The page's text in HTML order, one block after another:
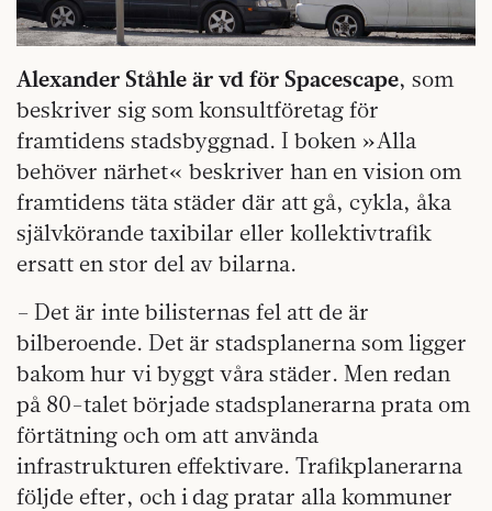
Alexander Ståhle är vd för Spacescape, som
beskriver sig som konsultföretag för
framtidens stadsbyggnad. I boken »Alla
behöver närhet« beskriver han en vision om
framtidens täta städer där att gå, cykla, åka
självkörande taxibilar eller kollektivtrafik
ersatt en stor del av bilarna.
– Det är inte bilisternas fel att de är
bilberoende. Det är stadsplanerna som ligger
bakom hur vi byggt våra städer. Men redan
på 80-talet började stadsplanerarna prata om
förtätning och om att använda
infrastrukturen effektivare. Trafikplanerarna
följde efter, och i dag pratar alla kommuner